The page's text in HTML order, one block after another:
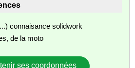
connaisance solidwork
de la moto
ses coordonnées